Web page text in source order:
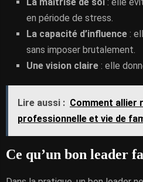
en période de stress.
La capacité d’influence :
sans imposer brutalement.
Une vision claire : elle
Lire aussi : Comment allier
professionnelle et vie de
Ce qu’un bon leader